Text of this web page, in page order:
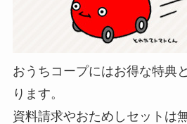
おうちコープにはお得な特典
ります。
資料請求やおためしセットは